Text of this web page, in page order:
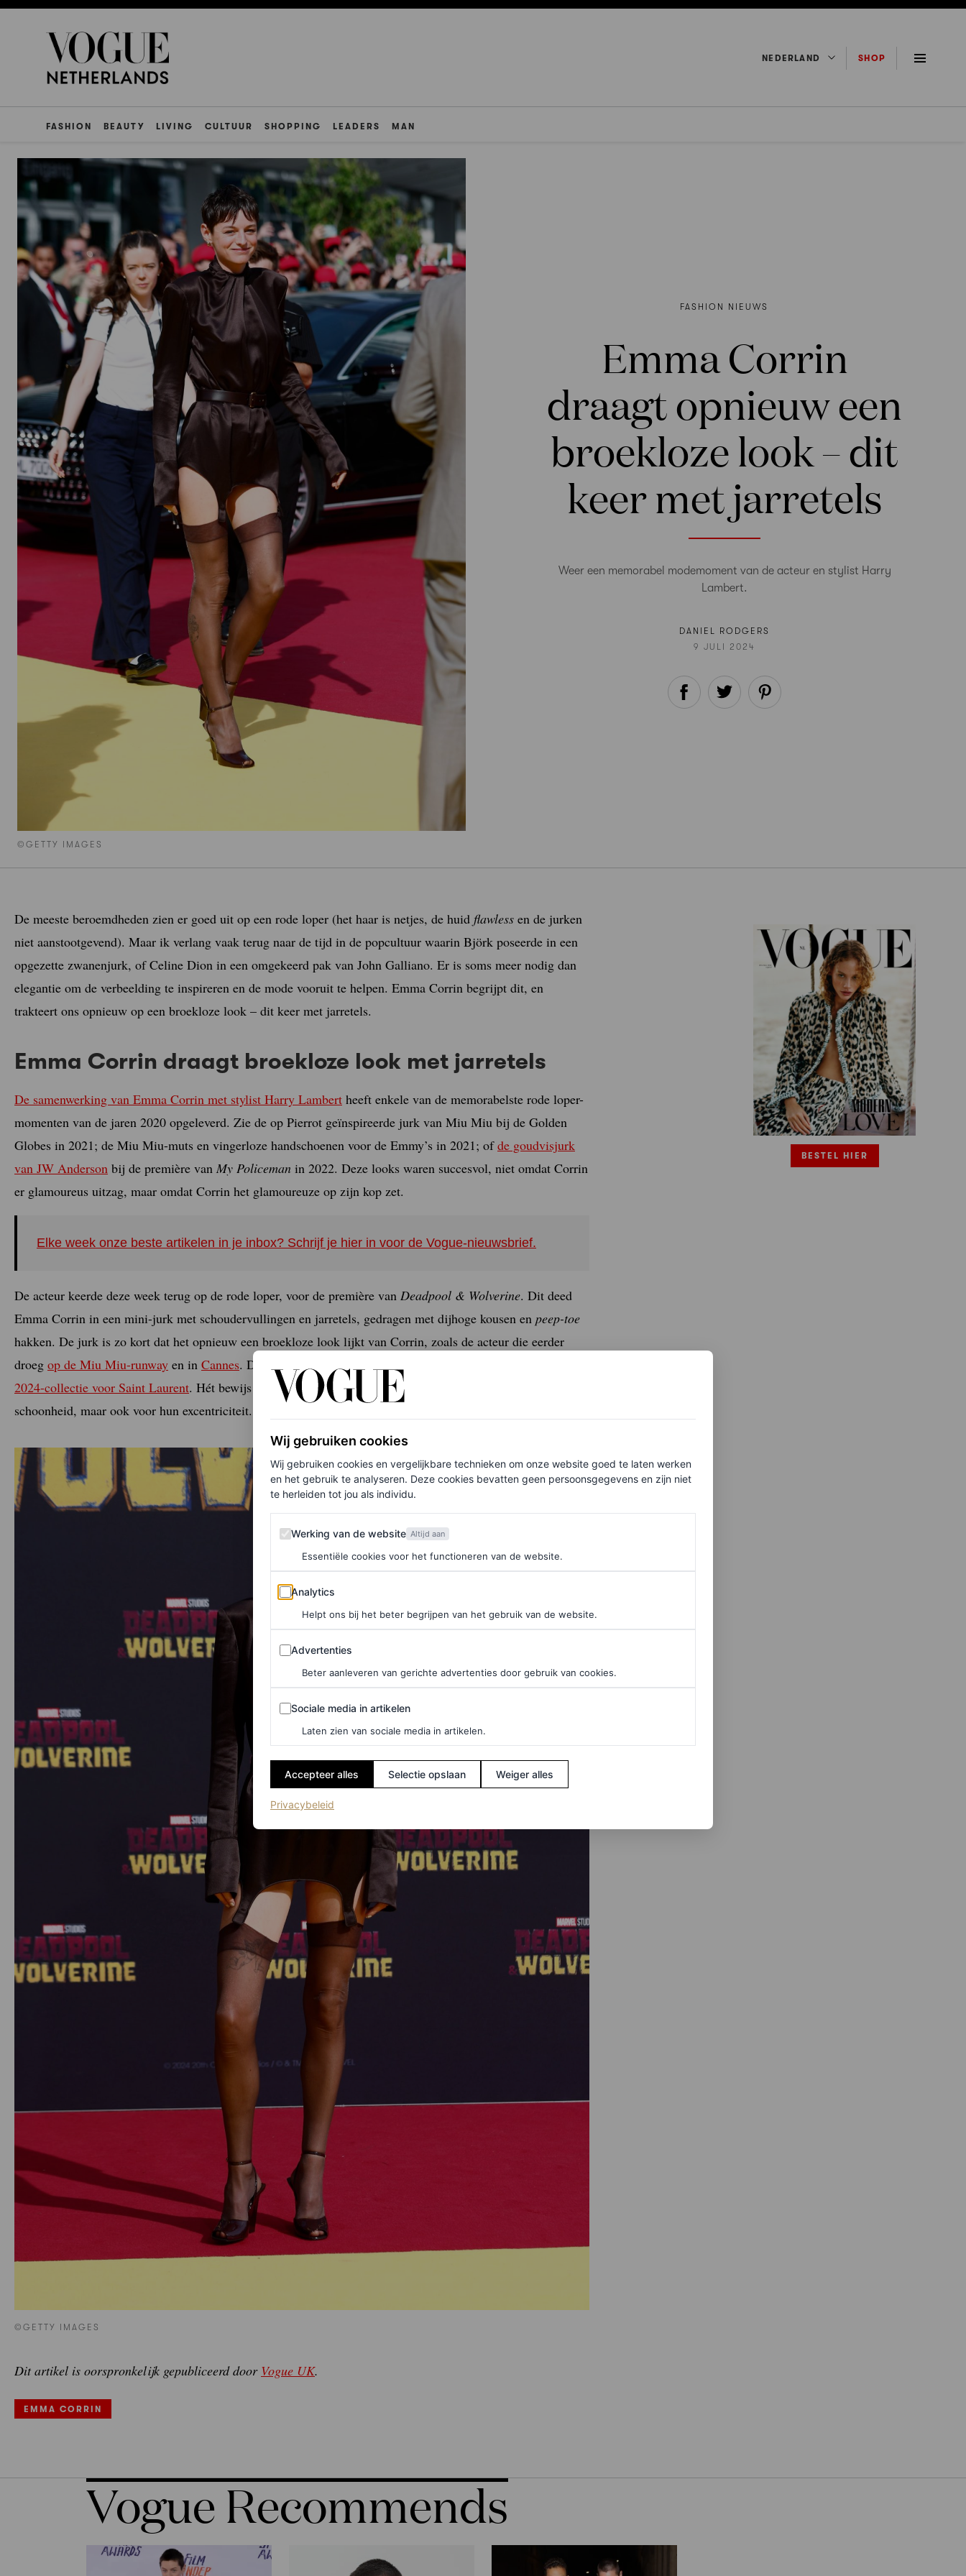
NEDERLAND SHOP
FASHION BEAUTY LIVING CULTUUR SHOPPING LEADERS MAN
©GETTY IMAGES
FASHION NIEUWS
Emma Corrin
draagt opnieuw een
broekloze look – dit
keer met jarretels
Weer een memorabel modemoment van de acteur en stylist Harry
Lambert.
DANIEL RODGERS
9 JULI 2024
De meeste beroemdheden zien er goed uit op een rode loper (het haar is netjes, de huid flawless en de jurken
niet aanstootgevend). Maar ik verlang vaak terug naar de tijd in de popcultuur waarin Björk poseerde in een
opgezette zwanenjurk, of Celine Dion in een omgekeerd pak van John Galliano. Er is soms meer nodig dan
elegantie om de verbeelding te inspireren en de mode vooruit te helpen. Emma Corrin begrijpt dit, en
trakteert ons opnieuw op een broekloze look – dit keer met jarretels.
Emma Corrin draagt broekloze look met jarretels
De samenwerking van Emma Corrin met stylist Harry Lambert heeft enkele van de memorabelste rode loper-
momenten van de jaren 2020 opgeleverd. Zie de op Pierrot geïnspireerde jurk van Miu Miu bij de Golden
Globes in 2021; de Miu Miu-muts en vingerloze handschoenen voor de Emmy’s in 2021; ofde goudvisjurk
van JW Anderson bij de première van My Policeman in 2022. Deze looks waren succesvol, niet omdat Corrin
er glamoureus uitzag, maar omdat Corrin het glamoureuze op zijn kop zet.
Elke week onze beste artikelen in je inbox? Schrijf je hier in voor de Vogue-nieuwsbrief.
De acteur keerde deze week terug op de rode loper, voor de première van Deadpool & Wolverine. Dit deed
Emma Corrin in een mini-jurk met schoudervullingen en jarretels, gedragen met dijhoge kousen en peep-toe
hakken. De jurk is zo kort dat het opnieuw een broekloze look lijkt van Corrin, zoals de acteur die eerder
droeg op de Miu Miu-runway en in Cannes. Dit keer komt de look uit Anthony Vaccarello’s
2024-collectie voor Saint Laurent. Hét bewijs dat de rode loper niet alleen een platform is voor iemands
schoonheid, maar ook voor hun excentriciteit.
©GETTY IMAGES
Dit artikel is oorspronkelijk gepubliceerd door Vogue UK.
EMMA CORRIN
BESTEL HIER
Vogue Recommends
Wij gebruiken cookies
Wij gebruiken cookies en vergelijkbare technieken om onze website goed te laten werken
en het gebruik te analyseren. Deze cookies bevatten geen persoonsgegevens en zijn niet
te herleiden tot jou als individu.
Werking van de website
Werking van de website Altijd aan
Essentiële cookies voor het functioneren van de website.
Analytics
Analytics
Helpt ons bij het beter begrijpen van het gebruik van de website.
Advertenties
Advertenties
Beter aanleveren van gerichte advertenties door gebruik van cookies.
Sociale media in artikelen
Sociale media in artikelen
Laten zien van sociale media in artikelen.
Accepteer alles Selectie opslaan Weiger alles
Privacybeleid